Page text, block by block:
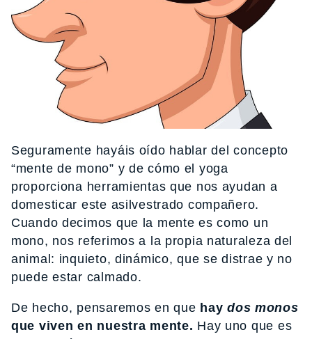
Seguramente hayáis oído hablar del concepto
“mente de mono” y de cómo el yoga
proporciona herramientas que nos ayudan a
domesticar este asilvestrado compañero.
Cuando decimos que la mente es como un
mono, nos referimos a la propia naturaleza del
animal: inquieto, dinámico, que se distrae y no
puede estar calmado.
De hecho, pensaremos en que haydos monos
que viven en nuestra mente. Hay uno que es